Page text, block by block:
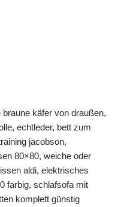
käfer von draußen,
echtleder, bett zum
jacobson,
80×80, weiche oder
aldi, elektrisches
farbig, schlafsofa mit
komplett günstig